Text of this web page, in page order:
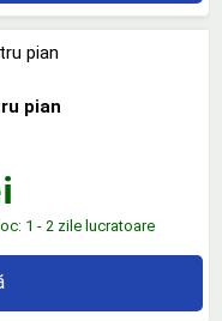
pian
1 - 2 zile lucratoare